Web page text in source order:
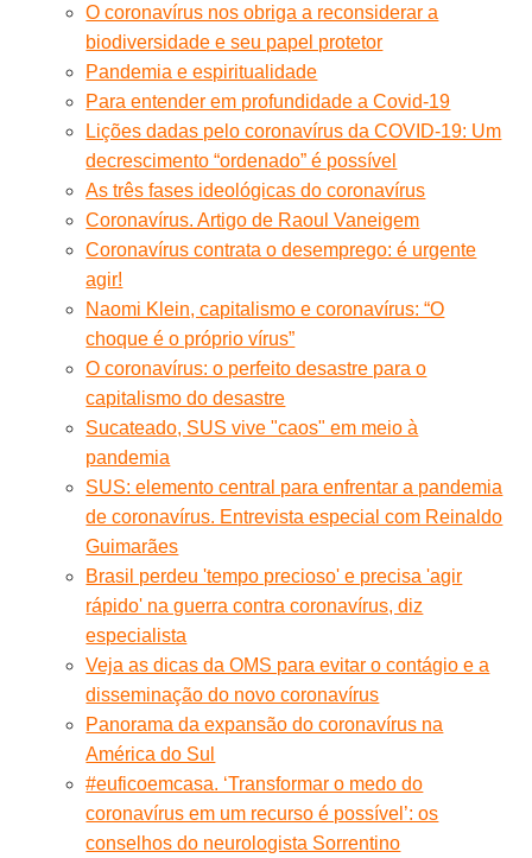
O coronavírus nos obriga a reconsiderar a
biodiversidade e seu papel protetor
Pandemia e espiritualidade
Para entender em profundidade a Covid-19
Lições dadas pelo coronavírus da COVID-19: Um
decrescimento “ordenado” é possível
As três fases ideológicas do coronavírus
Coronavírus. Artigo de Raoul Vaneigem
Coronavírus contrata o desemprego: é urgente
agir!
Naomi Klein, capitalismo e coronavírus: “O
choque é o próprio vírus”
O coronavírus: o perfeito desastre para o
capitalismo do desastre
Sucateado, SUS vive "caos" em meio à
pandemia
SUS: elemento central para enfrentar a pandemia
de coronavírus. Entrevista especial com Reinaldo
Guimarães
Brasil perdeu 'tempo precioso' e precisa 'agir
rápido' na guerra contra coronavírus, diz
especialista
Veja as dicas da OMS para evitar o contágio e a
disseminação do novo coronavírus
Panorama da expansão do coronavírus na
América do Sul
#euficoemcasa. ‘Transformar o medo do
coronavírus em um recurso é possível’: os
conselhos do neurologista Sorrentino